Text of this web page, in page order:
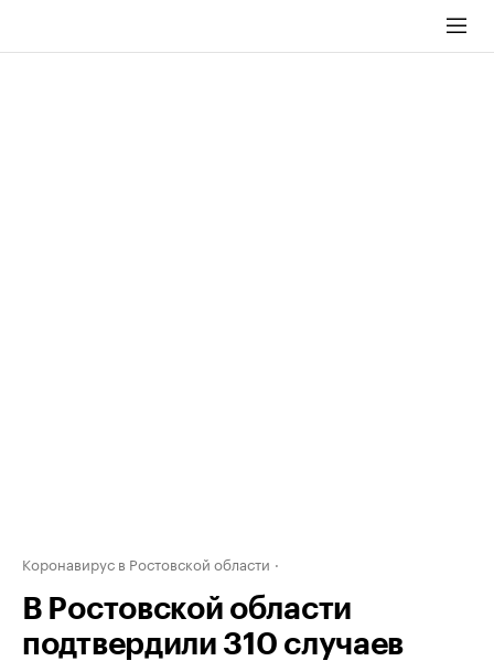
Коронавирус в Ростовской области
В Ростовской области
подтвердили 310 случаев